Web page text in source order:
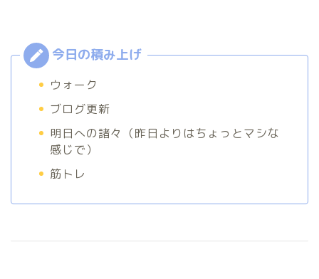
ウォーク
ブログ更新
明日への諸々（昨日よりはちょっとマシな
感じで）
筋トレ